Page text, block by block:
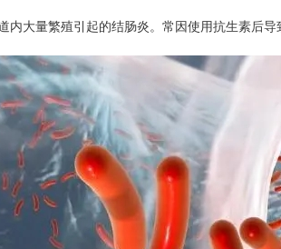
大量繁殖引起的结肠炎。常因使用抗生素后